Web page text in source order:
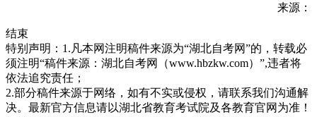
来源：
结束
特别声明：1.凡本网注明稿件来源为“湖北自考网”的，转载必
须注明“稿件来源：湖北自考网（www.hbzkw.com）”,违者将
依法追究责任；
2.部分稿件来源于网络，如有不实或侵权，请联系我们沟通解
决。最新官方信息请以湖北省教育考试院及各教育官网为准！